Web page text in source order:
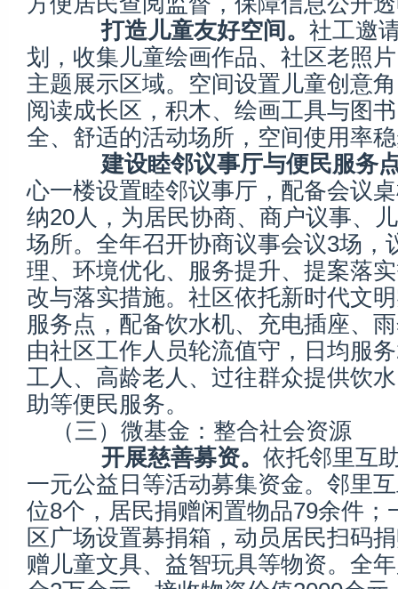
打造儿童友好空间。 社工邀
划，收集儿童绘画作品、社区老照
主题展示区域。空间设置儿童创意
阅读成长区，积木、绘画工具与图
全、舒适的活动场所，空间使用率
建设睦邻议事厅与便民服务
心一楼设置睦邻议事厅，配备会议
纳20人，为居民协商、商户议事、
场所。全年召开协商议事会议3场，
理、环境优化、服务提升、提案落
改与落实措施。社区依托新时代文
服务点，配备饮水机、充电插座、
由社区工作人员轮流值守，日均服
工人、高龄老人、过往群众提供饮
助等便民服务。
（三）微基金：整合社会资源
开展慈善募资。 依托邻里互
一元公益日等活动募集资金。邻里
位8个，居民捐赠闲置物品79余件；
区广场设置募捐箱，动员居民扫码
赠儿童文具、益智玩具等物资。全